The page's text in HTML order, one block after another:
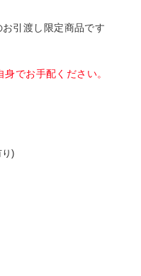
お引渡し限定商品です
でお手配ください。
り)